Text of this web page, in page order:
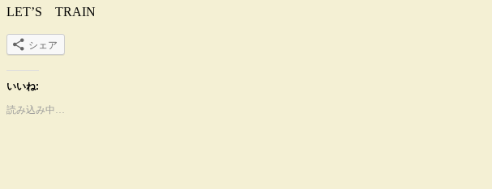
LET’S TRAIN
シェア
いいね:
読み込み中…